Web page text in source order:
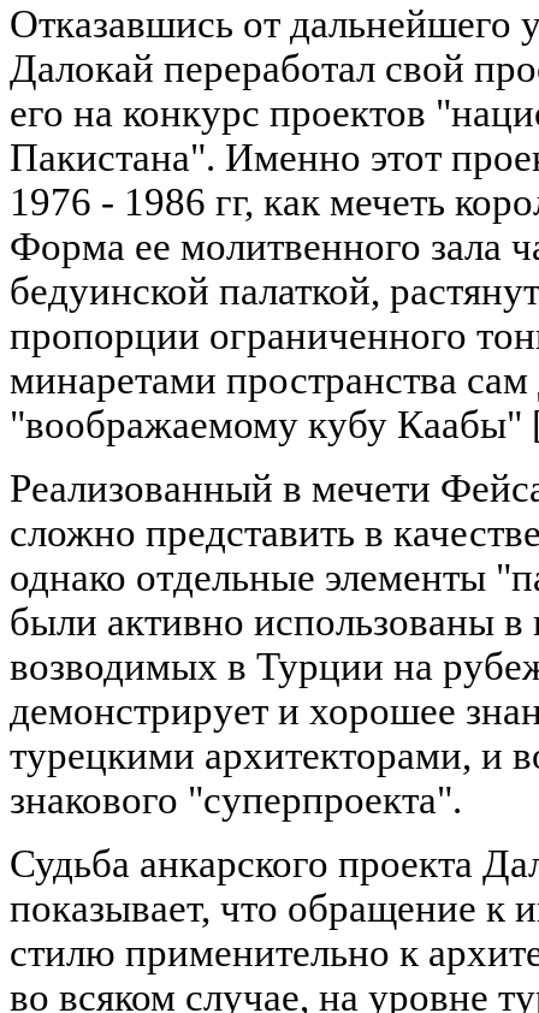
Отказавшись от дальнейшего
Далокай переработал свой
его на конкурс проектов
Пакистана". Именно этот
1976 - 1986 гг, как мечеть
Форма ее молитвенного зала
бедуинской палаткой,
пропорции ограниченного
минаретами пространства
"воображаемому кубу Каабы"
Реализованный в мечети
сложно представить в
однако отдельные элементы
были активно использованы
возводимых в Турции на
демонстрирует и хорошее
турецкими архитекторами, и
знакового "суперпроекта".
Судьба анкарского проекта
показывает, что обращение к
стилю применительно к
во всяком случае, на уровне